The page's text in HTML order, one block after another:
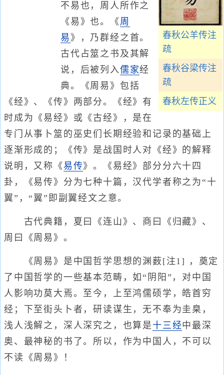
春秋公羊传注
疏
春秋谷梁传注
疏
春秋左传正义
不易也，周人所作之
《易》也。《 周
易 》，乃群经之首。
古代占筮之书及其解
说，后被列入儒家经
典。《周易》包括
《经》、《传》两部分。《经》有
时成为《易经》或《古经》，是在
专门从事卜筮的巫史们长期经验和记录的基础上
逐渐形成的；《传》是战国时人对《经》的解释
说明，又称《 易传》。《易经》部分分六十四
卦，《易传》分为七种十篇，汉代学者称之为“十
翼”，“翼”即副翼经文之意。
古代典籍，夏曰《连山》、商曰《归藏》、
周曰《周易》。
《周易》是中国哲学思想的渊薮[注1] ，奠定
了中国哲学的一些基本范畴，如“阴阳”，对中国
人影响功莫大焉。至今，上至鸿儒硕学，皓首穷
经；下至街头卜者，研读谋生，无不奉为圭臬，
浅人浅解之，深人深究之，也算是 十三经中最深
奥、最神秘的书了。所以，作为中国人，不可以
不读《周易》！